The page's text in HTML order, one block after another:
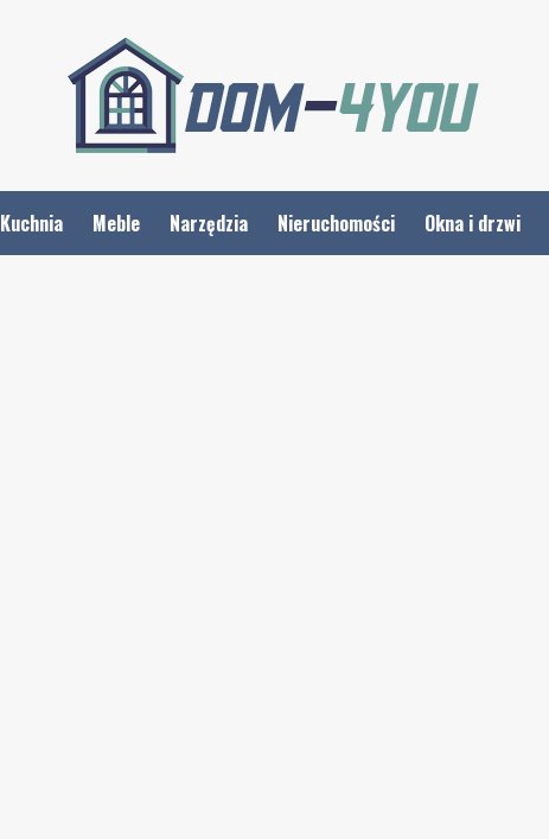
Kuchnia Meble Narzędzia Nieruchomości Okna i drzwi